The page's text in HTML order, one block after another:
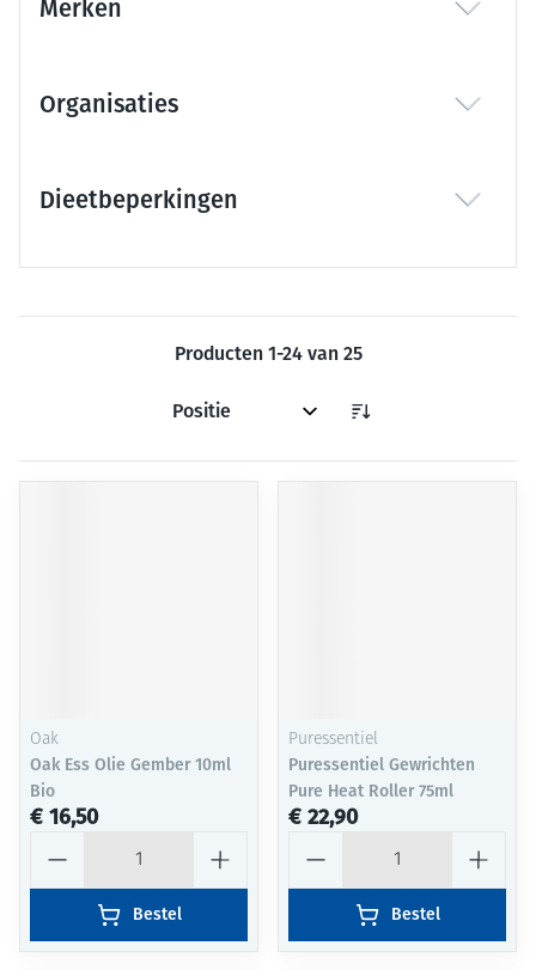
Merken
Organisaties
Dieetbeperkingen
Producten 1-24van 25
Sorteer op:
Oak
Oak Ess Olie Gember 10ml
Bio
€ 16,50
Bestel
Puressentiel
Puressentiel Gewrichten
Pure Heat Roller 75ml
€ 22,90
Bestel